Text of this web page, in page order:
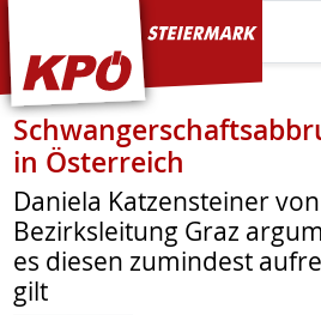
KPÖ Steiermark
in Österreich
Daniela Katzensteiner
Bezirksleitung Graz
es diesen zumindest
gilt